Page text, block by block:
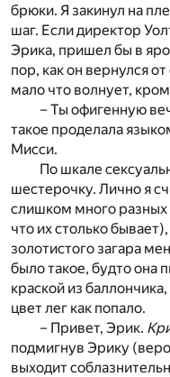
брюки. Я закинул на
шаг. Если директор
Эрика, пришел бы в
пор, как он вернулся
мало что волнует,
– Ты офигенную
такое проделала
Мисси.
По шкале
шестерочку. Лично я
слишком много разных
что их столько
золотистого загара
было такое, будто она
краской из
цвет лег как попало.
– Привет, Эрик.
подмигнув Эрику
выходит